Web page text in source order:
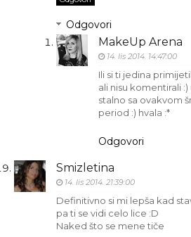
Odgovori
MakeUp Arena
14. lis 2014. 14:47:00
Ili si ti jedina
ali nisu komentirali
stalno sa ovakvom
period :) hvala :*
Odgovori
Smizletina
14. lis 2014. 21:39:00
Definitivno si mi lepša kad
pa ti se vidi celo lice :D
Naked što se mene tiče